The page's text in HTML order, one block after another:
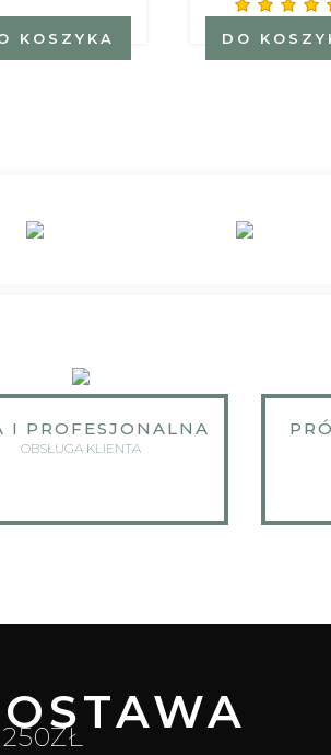
KOSZYKA 49.50zł
DO
I PROFESJONALNA
OBSŁUGA KLIENTA